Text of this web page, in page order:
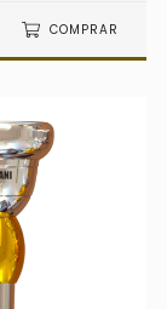
COMPRAR